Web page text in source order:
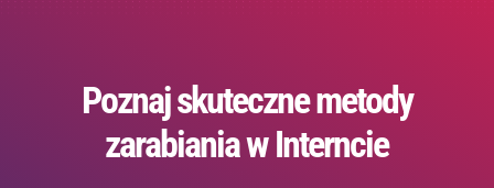
Poznaj skuteczne metody
zarabiania w Interncie